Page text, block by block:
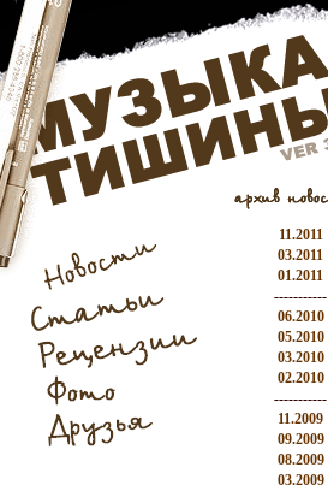
11.2011
03.2011
01.2011
-----------
06.2010
05.2010
03.2010
02.2010
-----------
11.2009
09.2009
08.2009
03.2009